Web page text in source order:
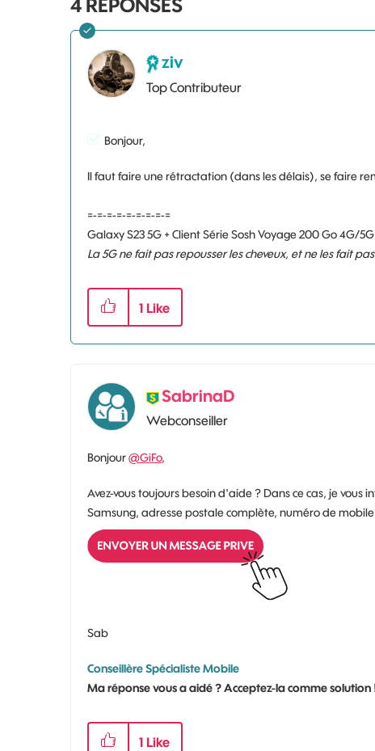
ziv
Top Contributeur
Bonjour,
Il faut faire une rétractation (dans les délais), se faire
=-=-=-=-=-=-=-=-=
Galaxy S23 5G + Client Série Sosh Voyage 200 Go 4G/
La 5G ne fait pas repousser les cheveux, et ne les fait
1 Like
SabrinaD
Webconseiller
Bonjour@GiFo,
Avez-vous toujours besoin d'aide ? Dans ce cas, je
Samsung, adresse postale complète, numéro de
Sab
Conseillère Spécialiste Mobile
Ma réponse vous a aidé ? Acceptez-la comme solution
1 Like